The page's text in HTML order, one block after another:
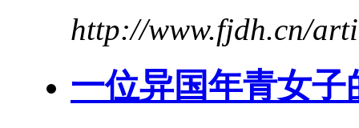
http://www.fjdh.cn/
一位异国年青女子